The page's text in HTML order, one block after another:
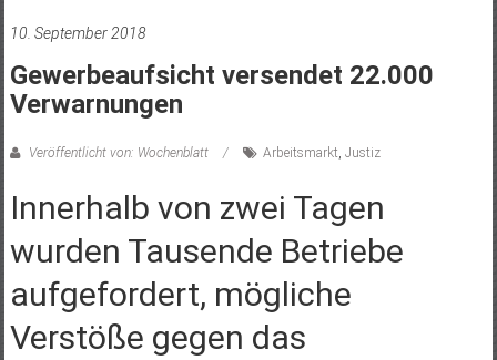
10. September 2018
Gewerbeaufsicht versendet 22.000
Verwarnungen
Veröffentlicht von: Wochenblatt Arbeitsmarkt, Justiz
Innerhalb von zwei Tagen
wurden Tausende Betriebe
aufgefordert, mögliche
Verstöße gegen das